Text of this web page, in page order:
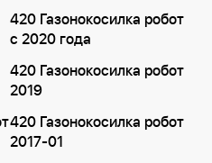
420 Газонокосилка робот
с 2020 года
420 Газонокосилка робот
2019
420 Газонокосилка робот
2017-01